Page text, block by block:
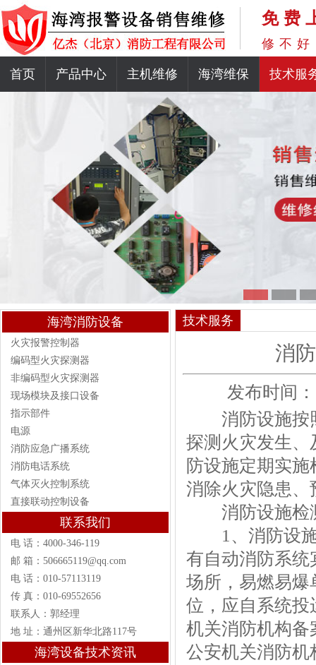
免费
修不
首页 产品中心 主机维修 海湾维保 技术服
海湾消防设备
火灾报警控制器
编码型火灾探测器
非编码型火灾探测器
现场模块及接口设备
指示部件
电源
消防应急广播系统
消防电话系统
气体灭火控制系统
直接联动控制设备
联系我们
电 话：4000-346-119
邮 箱：506665119@qq.com
电 话：010-57113119
传 真：010-69552656
联系人：郭经理
地 址：通州区新华北路117号
海湾设备技术资讯
技术服务
消
发布时间
消防设施按照
探测火灾发生、
防设施定期实
消除火灾隐患、
消防设施检
1、消防设施
有自动消防系统
场所，易燃易爆
位，应自系统投
机关消防机构备
公安机关消防机